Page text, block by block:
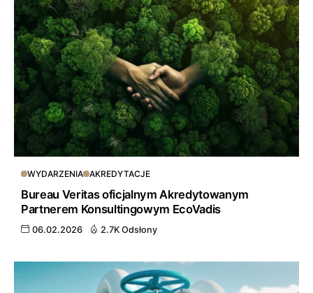
WYDARZENIA AKREDYTACJE
Bureau Veritas oficjalnym Akredytowanym
Partnerem Konsultingowym EcoVadis
06.02.2026 2.7K Odsłony